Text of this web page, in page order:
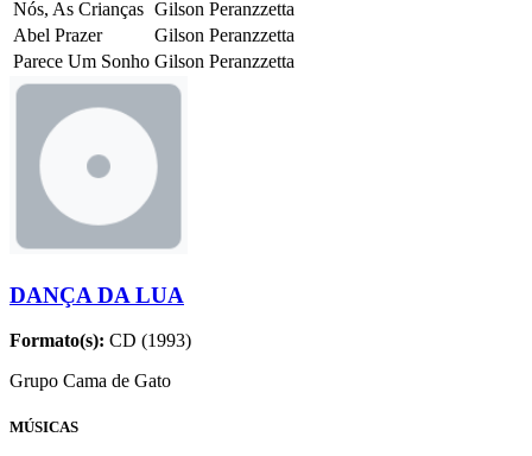
Nós, As Crianças Gilson Peranzzetta
Abel Prazer
Gilson Peranzzetta
Parece Um Sonho Gilson Peranzzetta
DANÇA DA LUA
Formato(s): CD (1993)
Grupo Cama de Gato
MÚSICAS